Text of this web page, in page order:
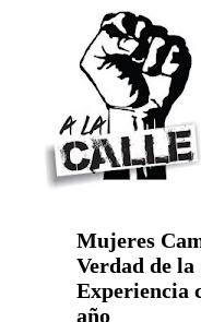
Mujeres
Verdad de la
Experiencia
año